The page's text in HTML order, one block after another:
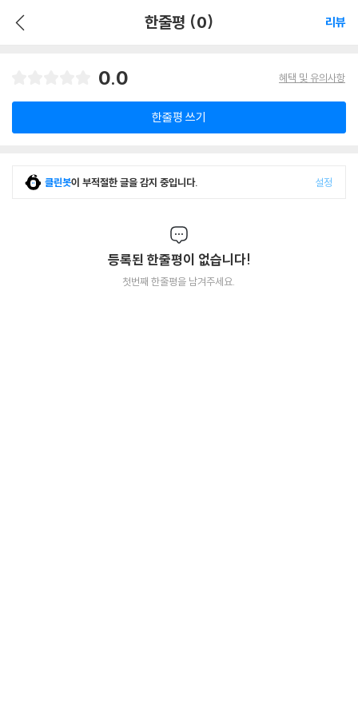
한줄평 (0) 리뷰
0.0 혜택 및 유의사항
한줄평 쓰기
클린봇이 부적절한 글을 감지 중입니다. 설정
등록된 한줄평이 없습니다!
첫번째 한줄평을 남겨주세요.